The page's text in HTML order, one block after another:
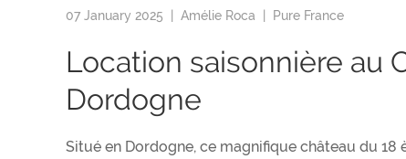
07 January 2025 | Amélie Roca Pure France
Location saisonnière au
Dordogne
Situé en Dordogne, ce magnifique château du 18